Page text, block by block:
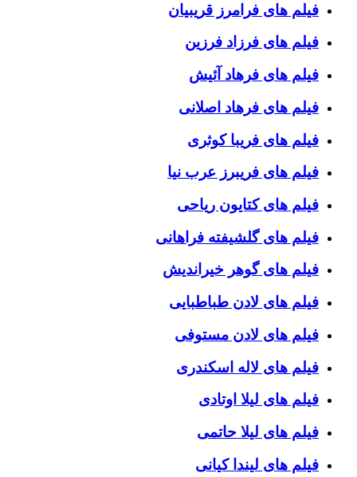
فیلم های فرامرز قریبیان
فیلم های فرزاد فرزین
فیلم های فرهاد آئیش
فیلم های فرهاد اصلانی
فیلم های فریبا کوثری
فیلم های فریبرز عرب نیا
فیلم های کتایون ریاحی
فیلم های گلشیفته فراهانی
فیلم های گوهر خیراندیش
فیلم های لادن طباطبایی
فیلم های لادن مستوفی
فیلم های لاله اسکندری
فیلم های لیلا اوتادی
فیلم های لیلا حاتمی
فیلم های لیندا کیانی